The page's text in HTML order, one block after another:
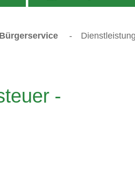
Bürgerservice -
-